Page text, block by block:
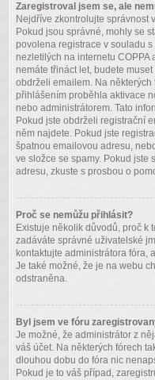
Zaregistroval jsem se, ale
Nejdříve zkontrolujte správnost
Pokud jsou správné, mohly se
povolena registrace v souladu
nezletilých na internetu COPPA
nemáte třináct let, budete
obdrželi emailem. Na
přihlášením proběhla aktivace
nebo administrátorem. Tato
Pokud jste obdrželi registrační
něm najdete. Pokud jste
špatnou emailovou adresu,
ve složce se spamy. Pokud jste
adresu, zkuste s prosbou o
Proč se nemůžu přihlásit?
Existuje několik důvodů, proč k
zadáváte správné uživatelské
kontaktujte administrátora fóra,
Je také možné, že je na webu
odstraněna.
Byl jsem ve fóru
Je možné, že administrátor z
váš účet. Na některých fórech
dlouhou dobu do fóra nic
Pokud je to váš případ,